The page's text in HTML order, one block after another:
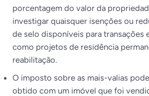
porcentagem do valor da
investigar quaisquer isenções ou
de selo disponíveis para transações
como projetos de residência
reabilitação.
O imposto sobre as mais-valias
obtido com um imóvel que foi